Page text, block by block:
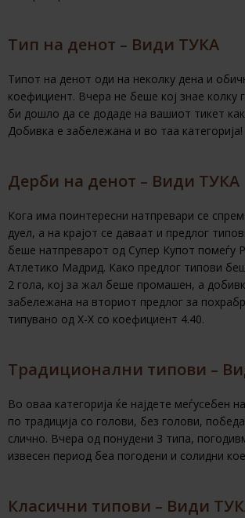
Тип на денот – Види ТУКА
Типот на денот оди на неколку дена и
коефициент. Вчера не беше кој знае колку
би дошло да се додаде на вашиот тикет
Добивка е забележана и во таа категорија!
Дерби на денот – Види ТУКА
Кога има поинтересни натпревари се
дуел, а на крајот се даваат и предлог
беше натпреварот од Супер Купот помеѓу
Атлетико Мадрид. Како предлог типови
2 гола, кој за жал беше промашен, а
забележана на вториот предлог за
типувано од Х-Х со коефициент 4.40.
Традиционални типови –
Во оваа категорија ќе најдете меѓусебен
по традиција со голови, без голови,
слично. Вчера од понудени 3 типа,
извесен период беа погодени и солидни
Класични типови – Види